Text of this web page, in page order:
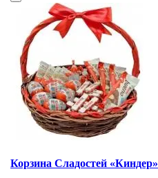
Корзина Сладостей «Киндер»